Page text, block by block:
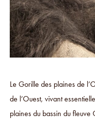
Le Gorille des plaines de
de l’Ouest, vivant
plaines du bassin du